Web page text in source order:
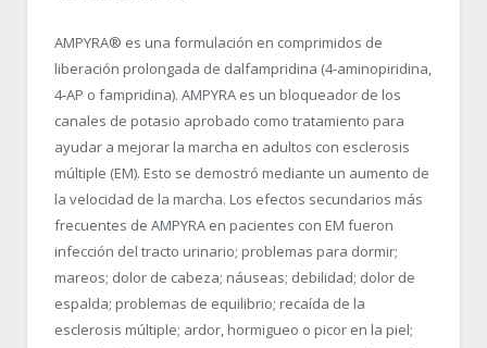
AMPYRA® es una formulación en comprimidos de
liberación prolongada de dalfampridina (4-aminopiridina,
4-AP o fampridina). AMPYRA es un bloqueador de los
canales de potasio aprobado como tratamiento para
ayudar a mejorar la marcha en adultos con esclerosis
múltiple (EM). Esto se demostró mediante un aumento de
la velocidad de la marcha. Los efectos secundarios más
frecuentes de AMPYRA en pacientes con EM fueron
infección del tracto urinario; problemas para dormir;
mareos; dolor de cabeza; náuseas; debilidad; dolor de
espalda; problemas de equilibrio; recaída de la
esclerosis múltiple; ardor, hormigueo o picor en la piel;